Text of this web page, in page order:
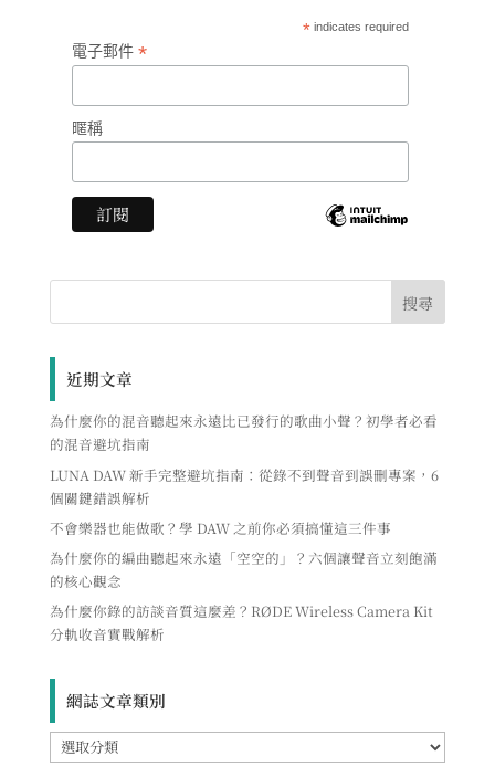
* indicates required
電子郵件 *
暱稱
近期文章
為什麼你的混音聽起來永遠比已發行的歌曲小聲？初學者必看
的混音避坑指南
LUNA DAW 新手完整避坑指南：從錄不到聲音到誤刪專案，6
個關鍵錯誤解析
不會樂器也能做歌？學 DAW 之前你必須搞懂這三件事
為什麼你的編曲聽起來永遠「空空的」？六個讓聲音立刻飽滿
的核心觀念
為什麼你錄的訪談音質這麼差？RØDE Wireless Camera Kit
分軌收音實戰解析
網誌文章類別
網
誌